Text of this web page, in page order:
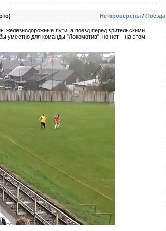
Не проверены / Поезда
пути, а поезд перед зрительскими
уместно для команды "Локомотив", но нет – на этом